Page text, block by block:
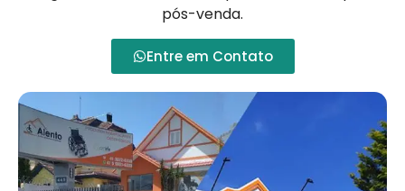
pós-venda.
Entre em Contato